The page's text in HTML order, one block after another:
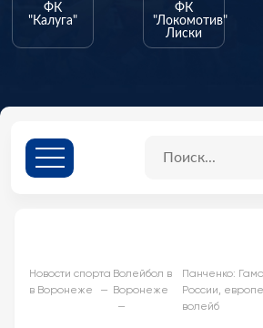
ФК
"Калуга"
ФК
"Локомотив"
Лиски
Новости спорта
в Воронеже
Волейбол в
Воронеже
Панченко:
России,
волейб